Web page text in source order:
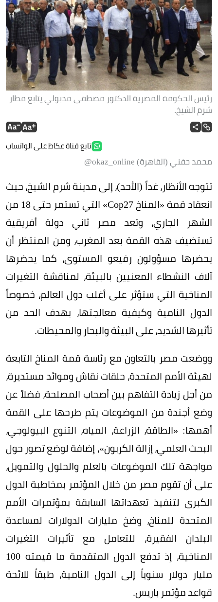
رئيس الحكومة المصرية الدكتور مصطفى مدبولي يتابع مطار
شرم الشيخ.
تابع قناة عكاظ على الواتساب
محمد حفني (القاهرة) okaz_online@
تتوجه الأنظار، غداً (الأحد)، إلى مدينة شرم الشيخ، حيث
انعقاد قمة «المناخ Cop27» التي تستمر حتى 18 من
الشهر الجاري، وتعد مصر ثاني دولة أفريقية
تستضيف هذه القمة بعد المغرب، ومن المنتظر أن
يحضرها مسؤولون رفيعو المستوى، كما يحضرها
آلاف النشطاء المعنيين بالبيئة، لمناقشة التغيرات
المناخية التي ستؤثر على أغلب دول العالم، خصوصاً
الدول النامية وكيفية معالجتها، بهدف الحد من
تأثيرها الشديد، على البيئة والبحار والمحيطات.
ووضعت مصر بالتعاون مع رئاسة قمة المناخ التابعة
لهيئة الأمم المتحدة، حلقات نقاش وموائد مستديرة،
من أجل زيادة التفاهم بين أصحاب المصلحة، فضلاً عن
وضع أجندة من الموضوعات يتم طرحها على القمة
أهمها: «الطاقة، الزراعة، المياه، التنوع البيولوجي،
البحث العلمي، إزالة الكربون»، إضافة لوضع تصور حول
مواجهة تلك الموضوعات بالعلم والحلول والتمويل،
على أن تقوم مصر من خلال المؤتمر بمخاطبة الدول
الكبرى لتنفيذ تعهداتها السابقة بمؤتمرات الأمم
المتحدة للمناخ، وضخ مليارات الدولارات لمساعدة
البلدان الفقيرة، للتعامل مع تأثيرات التغيرات
المناخية، إذ تدفع الدول المتقدمة ما قيمته 100
مليار دولار سنوياً إلى الدول النامية، طبقاً للائحة
قواعد مؤتمر باريس.